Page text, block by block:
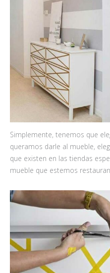
Simplemente, tenemos que
queramos darle al mueble,
que existen en las tiendas
mueble que estemos